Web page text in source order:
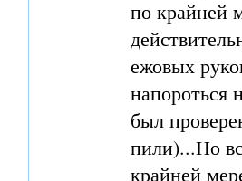
по крайней
ежовых
напороться
был
пили)...Но
крайней